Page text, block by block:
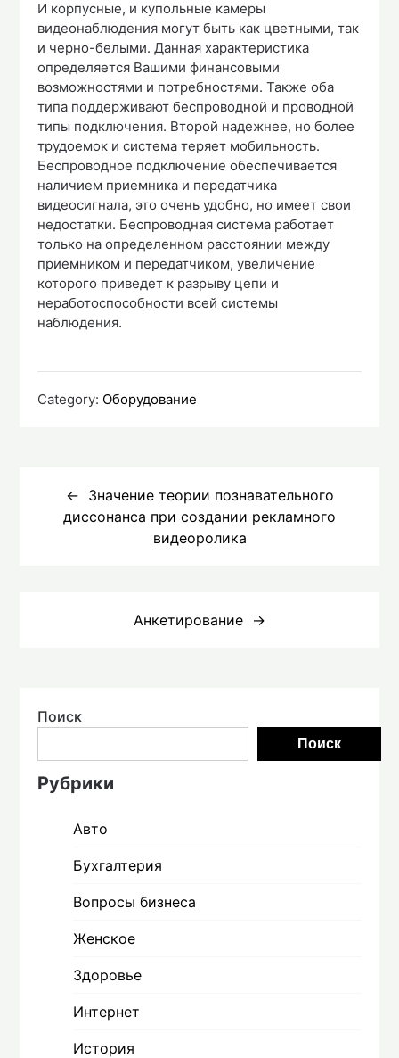
И корпусные, и купольные камеры
видеонаблюдения могут быть как цветными, так
и черно-белыми. Данная характеристика
определяется Вашими финансовыми
возможностями и потребностями. Также оба
типа поддерживают беспроводной и проводной
типы подключения. Второй надежнее, но более
трудоемок и система теряет мобильность.
Беспроводное подключение обеспечивается
наличием приемника и передатчика
видеосигнала, это очень удобно, но имеет свои
недостатки. Беспроводная система работает
только на определенном расстоянии между
приемником и передатчиком, увеличение
которого приведет к разрыву цепи и
неработоспособности всей системы
наблюдения.
Category: Оборудование
записям
Значение теории познавательного
диссонанса при создании рекламного
видеоролика
Анкетирование
Поиск
Поиск
Рубрики
Авто
Бухгалтерия
Вопросы бизнеса
Женское
Здоровье
Интернет
История